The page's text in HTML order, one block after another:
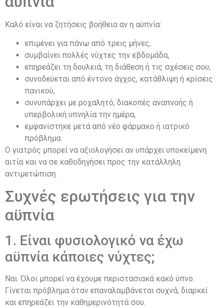
Καλό είναι να ζητήσεις βοήθεια αν η αϋπνία:
επιμένει για πάνω από τρεις μήνες,
συμβαίνει πολλές νύχτες την εβδομάδα,
επηρεάζει τη δουλειά, τη διάθεση ή τις σχέσεις σου,
συνοδεύεται από έντονο άγχος, κατάθλιψη ή κρίσεις
πανικού,
συνυπάρχει με ροχαλητό, διακοπές αναπνοής ή
υπερβολική υπνηλία την ημέρα,
εμφανίστηκε μετά από νέο φάρμακο ή ιατρικό
πρόβλημα.
Ο γιατρός μπορεί να αξιολογήσει αν υπάρχει υποκείμενη
αιτία και να σε καθοδηγήσει προς την κατάλληλη
αντιμετώπιση.
Συχνές ερωτήσεις για την
αϋπνία
1. Είναι φυσιολογικό να έχω
αϋπνία κάποιες νύχτες;
Ναι. Όλοι μπορεί να έχουμε περιστασιακά κακό ύπνο.
Γίνεται πρόβλημα όταν επαναλαμβάνεται συχνά, διαρκεί
και επηρεάζει την καθημερινότητά σου.